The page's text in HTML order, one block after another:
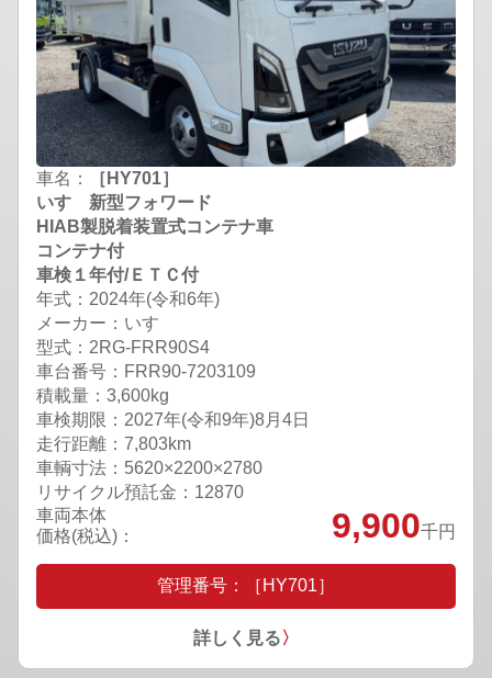
車名：
［HY701］
いすゞ新型フォワード
HIAB製脱着装置式コンテナ車
コンテナ付
車検１年付/ＥＴＣ付
年式：2024年(令和6年)
メーカー：いすゞ
型式：2RG-FRR90S4
車台番号：FRR90-7203109
積載量：3,600kg
車検期限： 2027年(令和9年)8月4日
走行距離：7,803km
車輌寸法：5620×2200×2780
リサイクル預託金：12870
車両本体
価格(税込)：
9,900千円
管理番号：［HY701］
詳しく見る〉